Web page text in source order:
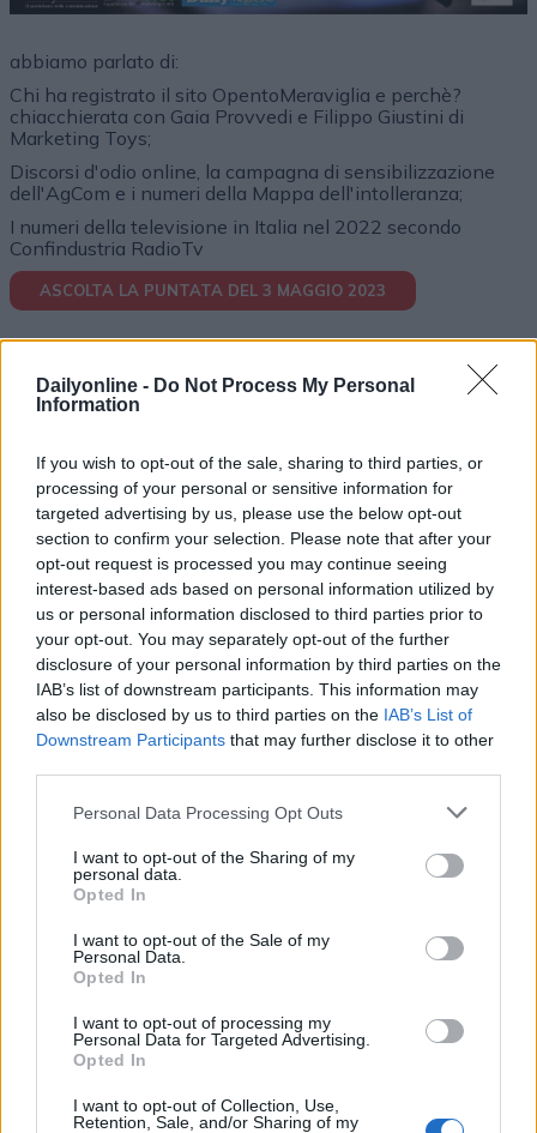
Dailyonline - Do Not Process My Personal
Information
If you wish to opt-out of the sale, sharing to third parties, or
processing of your personal or sensitive information for
targeted advertising by us, please use the below opt-out
section to confirm your selection. Please note that after your
opt-out request is processed you may continue seeing
interest-based ads based on personal information utilized by
us or personal information disclosed to third parties prior to
your opt-out. You may separately opt-out of the further
disclosure of your personal information by third parties on the
IAB’s list of downstream participants. This information may
also be disclosed by us to third parties on the IAB’s List of
Downstream Participants that may further disclose it to other
Personal Data Processing Opt Outs
I want to opt-out of the Sharing of my
personal data.
Opted In
I want to opt-out of the Sale of my
Personal Data.
Opted In
I want to opt-out of processing my
Personal Data for Targeted Advertising.
Opted In
I want to opt-out of Collection, Use,
Retention, Sale, and/or Sharing of my
abbiamo parlato di:
Chi ha registrato il sito OpentoMeraviglia e perchè?
chiacchierata con Gaia Provvedi e Filippo Giustini di
Marketing Toys;
Discorsi d'odio online, la campagna di sensibilizzazione
dell'AgCom e i numeri della Mappa dell'intolleranza;
I numeri della televisione in Italia nel 2022 secondo
Confindustria RadioTv
ASCOLTA LA PUNTATA DEL 3 MAGGIO 2023
Altri podcast che potrebbero piacerti
PUNTATA
Redazione 01/04/2022
Le evoluzioni dell'adv
video online
PUNTATA
Redazione 30/03/2022
Incontro con MOCA
interactive
Resta connesso
Sei interessato alle nostre iniziative editoriali? Contattaci,
gratuita delle nostre pubblicazioni. I dati che ci fornirai non
verranno commercializzati in alcun modo, ma conservati nel
database ad uso esclusivo interno all'azienda.